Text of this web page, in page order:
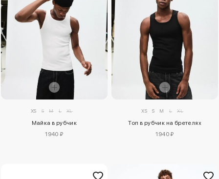
XS S M L XL
Майка в рубчик
1940 ₽
XS S M L XL
Топ в рубчик на бретелях
1940 ₽